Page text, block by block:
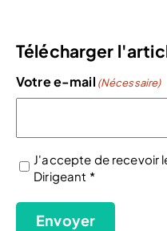
Télécharger
Votre e-mail (Nécessaire)
(Nécessaire)
J'accepte de recevoir
Dirigeant *
Envoyer